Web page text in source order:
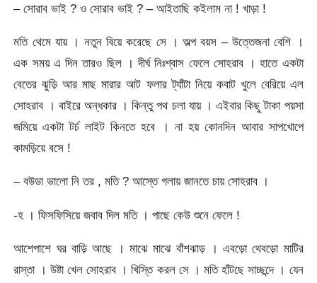
– সোরাব ভাই ? ও সোরাব ভাই ? – আইতাছি কইলাম না ! খাড়া !
মতি থেমে যায় । নতুন বিয়ে করেছে সে । অল্প বয়স – উত্তেজনা বেশি ।
এক সময় এ দিন তারও ছিল । দীর্ঘ নিঃশ্বাস ফেলে সোহরাব । হাতে একটা
বেতের ঝুড়ি আর মাছ মারার আট ফলার ট্যাঁটা নিয়ে কবাট খুলে বেরিয়ে এল
সোহরাব । বাইরে অন্ধকার । কিন্তু পথ চলা যায় । এইবার কিছু টাকা পয়সা
জমিয়ে একটা টর্চ লাইট কিনতে হবে । না হয় কোনদিন আবার সাপখোপে
কামড়িয়ে বসে !
– বউডা ভালো নি তর , মতি ? আস্তে গলায় জানতে চায় সোহরাব ।
-হ । ফিসফিসিয়ে জবাব দিল মতি । পাছে কেউ শুনে ফেলে !
আশেপাশে ঘর বাড়ি আছে । মাঝে মাঝে বাঁশঝাড় । এবড়ো থেবড়ো মাটির
রাস্তা । উষ্টা খেল সোহরাব । খিস্তি করল সে । মতি হাঁটছে সাচ্ছন্দে । যেন